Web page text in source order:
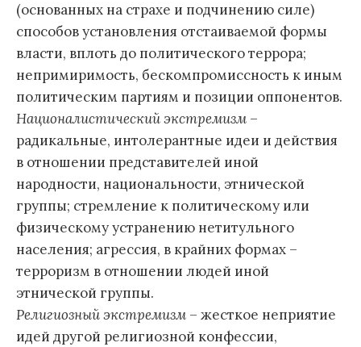
(основанных на страхе и подчинению силе)
способов установления отстаиваемой формы
власти, вплоть до политического террора;
непримиримость, бескомпромиссность к иным
политическим партиям и позиции оппонентов.
Националистический экстремизм –
радикальные, интолерантные идеи и действия
в отношении представителей иной
народности, национальности, этнической
группы; стремление к политическому или
физическому устранению нетитульного
населения; агрессия, в крайних формах –
терроризм в отношении людей иной
этнической группы.
Религиозный экстремизм – жесткое неприятие
идей другой религиозной конфессии,